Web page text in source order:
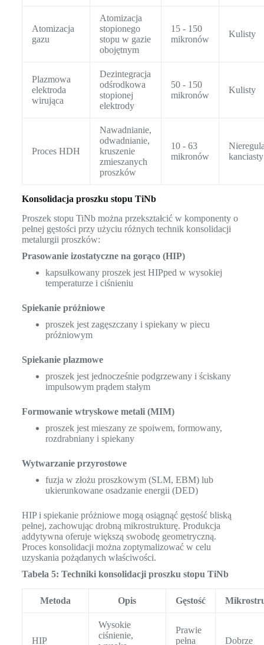
Atomizacja
gazu
Atomizacja
stopionego
stopu w gazie
obojętnym
15 - 150
mikronów
Kulisty
Plazmowa
elektroda
wirująca
Dezintegracja
odśrodkowa
stopionej
elektrody
50 - 150
mikronów
Kulisty
Proces HDH
Nawadnianie,
odwadnianie,
kruszenie
zmieszanych
proszków
10 - 63
mikronów
kanciasty
Konsolidacja proszku stopu TiNb
Proszek stopu TiNb można przekształcić w komponenty o
pełnej gęstości przy użyciu różnych technik konsolidacji
metalurgii proszków:
Prasowanie izostatyczne na gorąco (HIP)
kapsułkowany proszek jest HIPped w wysokiej
temperaturze i ciśnieniu
Spiekanie próżniowe
proszek jest zagęszczany i spiekany w piecu
próżniowym
Spiekanie plazmowe
proszek jest jednocześnie podgrzewany i ściskany
impulsowym prądem stałym
Formowanie wtryskowe metali (MIM)
proszek jest mieszany ze spoiwem, formowany,
rozdrabniany i spiekany
Wytwarzanie przyrostowe
fuzja w złożu proszkowym (SLM, EBM) lub
ukierunkowane osadzanie energii (DED)
HIP i spiekanie próżniowe mogą osiągnąć gęstość bliską
pełnej, zachowując drobną mikrostrukturę. Produkcja
addytywna oferuje większą swobodę geometryczną.
Proces konsolidacji można zoptymalizować w celu
uzyskania pożądanych właściwości.
Tabela 5: Techniki konsolidacji proszku stopu TiNb
Metoda Opis Gęstość
HIP
Wysokie
ciśnienie,
Prawie
pełna
Dobrze